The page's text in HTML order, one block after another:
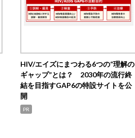
HIV/エイズにまつわる6つの“理解の
ギャップ”とは？ 2030年の流行終
結を目指すGAP6の特設サイトを公
開
PR